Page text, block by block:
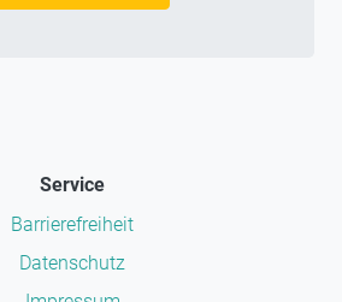
Service
Barrierefreiheit
Datenschutz